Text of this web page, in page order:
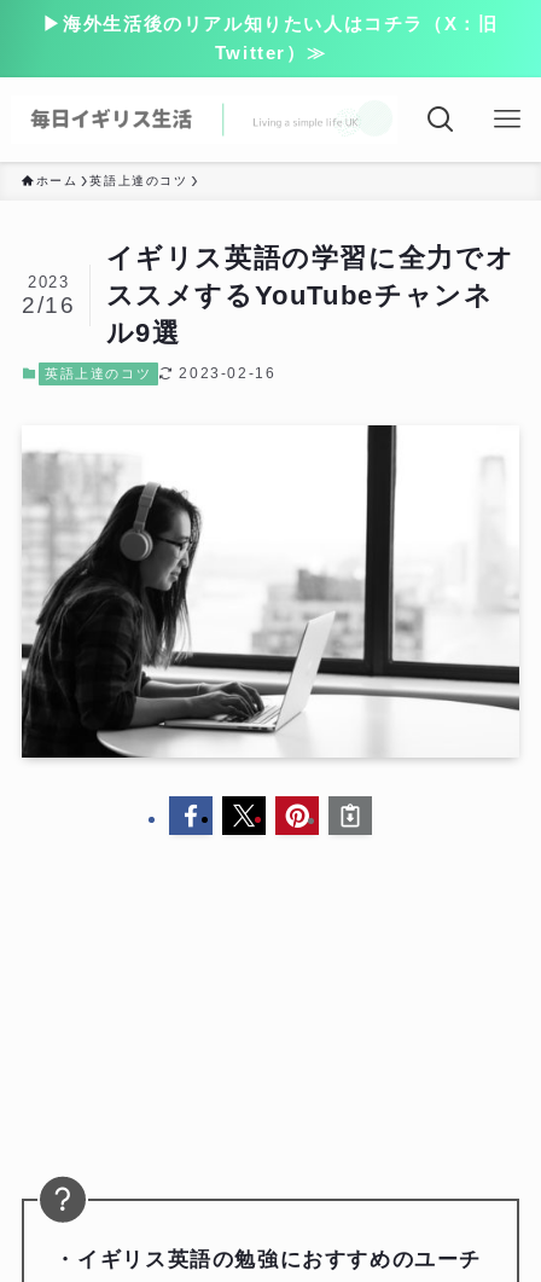
▶海外生活後のリアル知りたい人はコチラ（X：旧
Twitter）≫
ホーム 英語上達のコツ
イギリス英語の学習に全力でオ
ススメするYouTubeチャンネ
ル9選
2023
2/16
英語上達のコツ 2023-02-16
・イギリス英語の勉強におすすめのユーチ